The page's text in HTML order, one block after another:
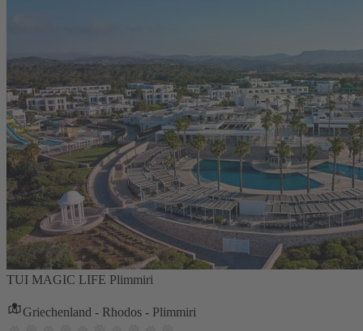
TUI MAGIC LIFE Plimmiri
Griechenland - Rhodos - Plimmiri